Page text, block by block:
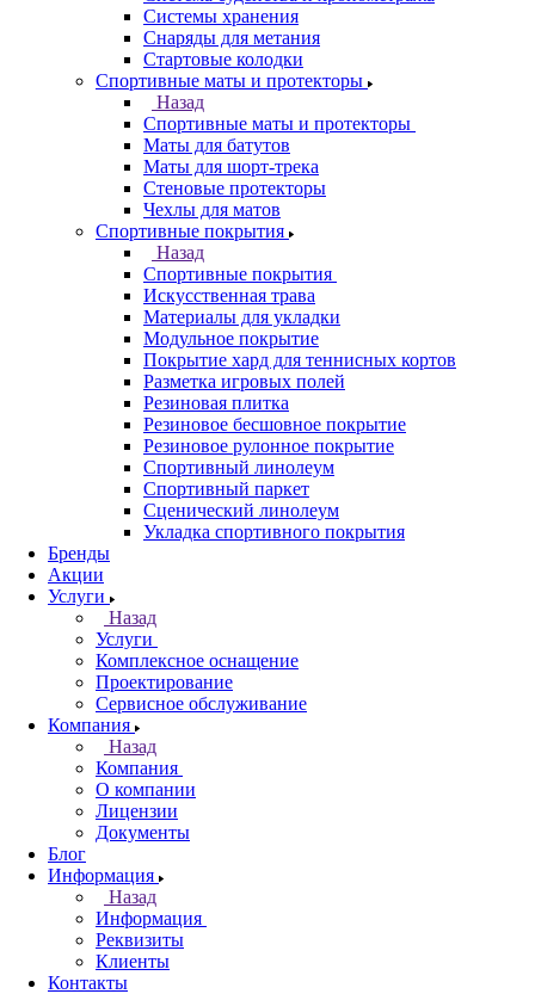
Системы хранения
Снаряды для метания
Стартовые колодки
Спортивные маты и протекторы
Назад
Спортивные маты и протекторы
Маты для батутов
Маты для шорт-трека
Стеновые протекторы
Чехлы для матов
Спортивные покрытия
Назад
Спортивные покрытия
Искусственная трава
Материалы для укладки
Модульное покрытие
Покрытие хард для теннисных кортов
Разметка игровых полей
Резиновая плитка
Резиновое бесшовное покрытие
Резиновое рулонное покрытие
Спортивный линолеум
Спортивный паркет
Сценический линолеум
Укладка спортивного покрытия
Бренды
Акции
Услуги
Назад
Услуги
Комплексное оснащение
Проектирование
Сервисное обслуживание
Компания
Назад
Компания
О компании
Лицензии
Документы
Блог
Информация
Назад
Информация
Реквизиты
Клиенты
Контакты